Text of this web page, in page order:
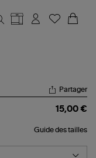
Partager
15,00 €
Guide des tailles